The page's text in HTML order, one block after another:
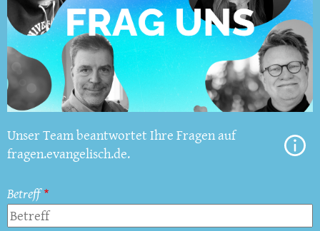
Unser Team beantwortet Ihre Fragen auf
fragen.evangelisch.de.
Betreff